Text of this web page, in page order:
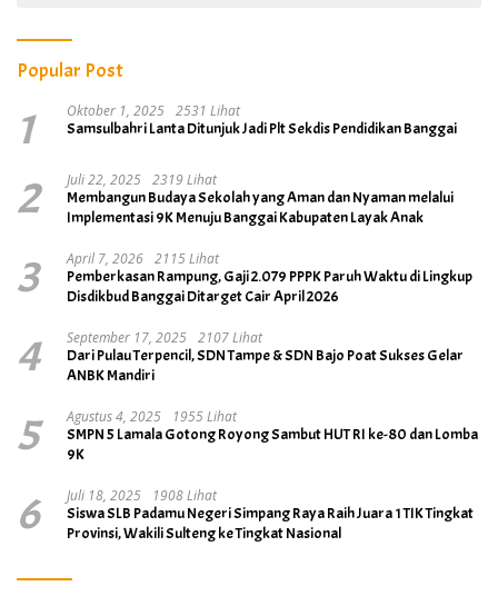
Popular Post
1 Oktober 1, 2025 2531 Lihat
Samsulbahri Lanta Ditunjuk Jadi Plt Sekdis Pendidikan Banggai
2 Juli 22, 2025 2319 Lihat
Membangun Budaya Sekolah yang Aman dan Nyaman melalui
Implementasi 9K Menuju Banggai Kabupaten Layak Anak
3 April 7, 2026 2115 Lihat
Pemberkasan Rampung, Gaji 2.079 PPPK Paruh Waktu di Lingkup
Disdikbud Banggai Ditarget Cair April 2026
4 September 17, 2025 2107 Lihat
Dari Pulau Terpencil, SDN Tampe & SDN Bajo Poat Sukses Gelar
ANBK Mandiri
5 Agustus 4, 2025
1955 Lihat
SMPN 5 Lamala Gotong Royong Sambut HUT RI ke-80 dan Lomba
9K
6 Juli 18, 2025
1908 Lihat
Siswa SLB Padamu Negeri Simpang Raya Raih Juara 1 TIK Tingkat
Provinsi, Wakili Sulteng ke Tingkat Nasional